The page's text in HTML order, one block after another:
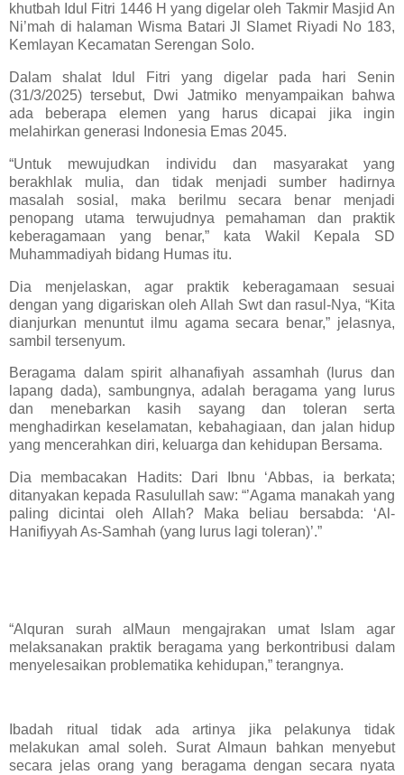
khutbah Idul Fitri 1446 H yang digelar oleh Takmir Masjid An
Ni’mah di halaman Wisma Batari Jl Slamet Riyadi No 183,
Kemlayan Kecamatan Serengan Solo.
Dalam shalat Idul Fitri yang digelar pada hari Senin
(31/3/2025) tersebut, Dwi Jatmiko menyampaikan bahwa
ada beberapa elemen yang harus dicapai jika ingin
melahirkan generasi Indonesia Emas 2045.
“Untuk mewujudkan individu dan masyarakat yang
berakhlak mulia, dan tidak menjadi sumber hadirnya
masalah sosial, maka berilmu secara benar menjadi
penopang utama terwujudnya pemahaman dan praktik
keberagamaan yang benar,” kata Wakil Kepala SD
Muhammadiyah bidang Humas itu.
Dia menjelaskan, agar praktik keberagamaan sesuai
dengan yang digariskan oleh Allah Swt dan rasul-Nya, “Kita
dianjurkan menuntut ilmu agama secara benar,” jelasnya,
sambil tersenyum.
Beragama dalam spirit alhanafiyah assamhah (lurus dan
lapang dada), sambungnya, adalah beragama yang lurus
dan menebarkan kasih sayang dan toleran serta
menghadirkan keselamatan, kebahagiaan, dan jalan hidup
yang mencerahkan diri, keluarga dan kehidupan Bersama.
Dia membacakan Hadits: Dari Ibnu ‘Abbas, ia berkata;
ditanyakan kepada Rasulullah saw: “’Agama manakah yang
paling dicintai oleh Allah? Maka beliau bersabda: ‘Al-
Hanifiyyah As-Samhah (yang lurus lagi toleran)’.”
“Alquran surah alMaun mengajrakan umat Islam agar
melaksanakan praktik beragama yang berkontribusi dalam
menyelesaikan problematika kehidupan,” terangnya.
Ibadah ritual tidak ada artinya jika pelakunya tidak
melakukan amal soleh. Surat Almaun bahkan menyebut
secara jelas orang yang beragama dengan secara nyata